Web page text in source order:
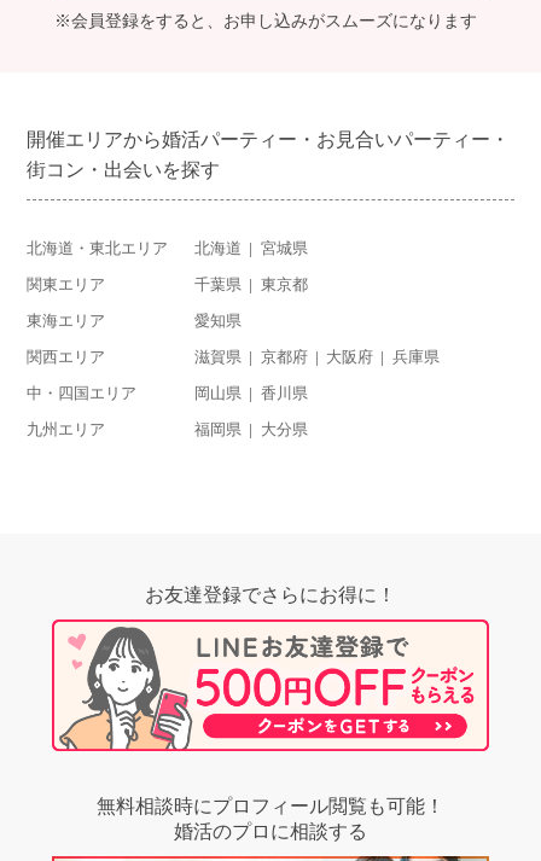
※会員登録をすると、お申し込みがスムーズになります
開催エリアから婚活パーティー・お見合いパーティー・
街コン・出会いを探す
北海道・東北エリア 北海道 宮城県
関東エリア 千葉県 東京都
東海エリア 愛知県
関西エリア 滋賀県 京都府 大阪府 兵庫県
中・四国エリア 岡山県 香川県
九州エリア 福岡県 大分県
お友達登録でさらにお得に！
無料相談時にプロフィール閲覧も可能！
婚活のプロに相談する